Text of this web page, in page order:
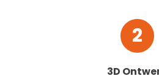
2
3D